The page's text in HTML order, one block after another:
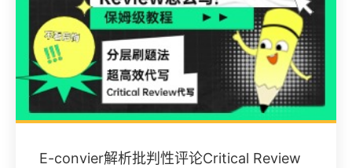
E-convier解析批判性评论Critical Review